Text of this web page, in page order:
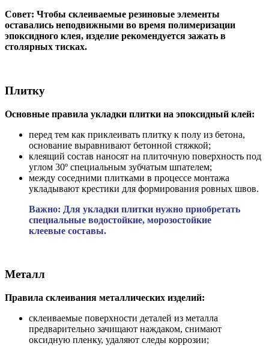
Совет: Чтобы склеиваемые резиновые элементы
оставались неподвижными во время полимеризации
эпоксидного клея, изделие рекомендуется зажать в
столярных тисках.
Плитку
Основные правила укладки плитки на эпоксидный клей:
перед тем как приклеивать плитку к полу из бетона,
основание выравнивают бетонной стяжкой;
клеящий состав наносят на плиточную поверхность под
углом 30º специальным зубчатым шпателем;
между соседними плитками в процессе монтажа
укладывают крестики для формирования ровных швов.
Важно: Для укладки плитки нужно приобретать
специальные водостойкие, морозостойкие
клеевые составы.
Металл
Правила склеивания металлических изделий:
склеиваемые поверхности деталей из металла
предварительно зачищают наждаком, снимают
оксидную пленку, удаляют следы коррозии;